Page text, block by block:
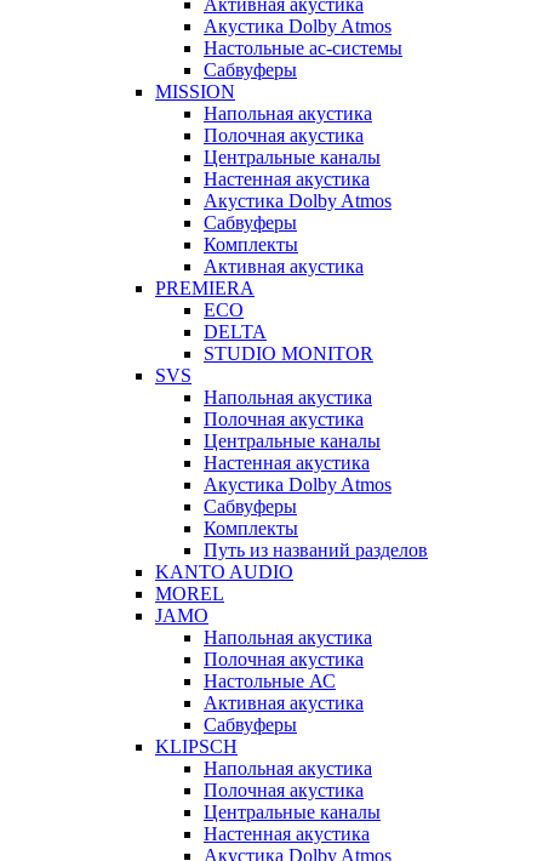
Активная акустика
Акустика Dolby Atmos
Настольные ас-системы
Сабвуферы
MISSION
Напольная акустика
Полочная акустика
Центральные каналы
Настенная акустика
Акустика Dolby Atmos
Сабвуферы
Комплекты
Активная акустика
PREMIERA
ECO
DELTA
STUDIO MONITOR
SVS
Напольная акустика
Полочная акустика
Центральные каналы
Настенная акустика
Акустика Dolby Atmos
Сабвуферы
Комплекты
Путь из названий разделов
KANTO AUDIO
MOREL
JAMO
Напольная акустика
Полочная акустика
Настольные АС
Активная акустика
Сабвуферы
KLIPSCH
Напольная акустика
Полочная акустика
Центральные каналы
Настенная акустика
Акустика Dolby Atmos